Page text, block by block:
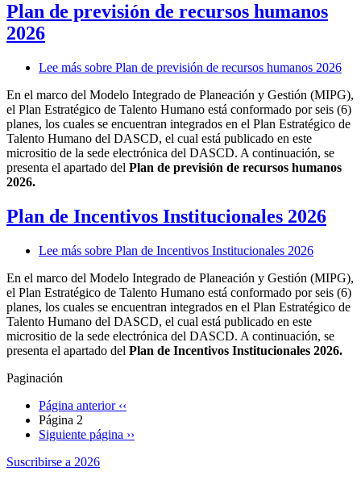
Plan de previsión de recursos humanos
2026
Lee más sobre Plan de previsión de recursos humanos 2026
En el marco del Modelo Integrado de Planeación y Gestión (MIPG),
el Plan Estratégico de Talento Humano está conformado por seis (6)
planes, los cuales se encuentran integrados en el Plan Estratégico de
Talento Humano del DASCD, el cual está publicado en este
micrositio de la sede electrónica del DASCD. A continuación, se
presenta el apartado del Plan de previsión de recursos humanos
2026.
Plan de Incentivos Institucionales 2026
Lee más sobre Plan de Incentivos Institucionales 2026
En el marco del Modelo Integrado de Planeación y Gestión (MIPG),
el Plan Estratégico de Talento Humano está conformado por seis (6)
planes, los cuales se encuentran integrados en el Plan Estratégico de
Talento Humano del DASCD, el cual está publicado en este
micrositio de la sede electrónica del DASCD. A continuación, se
presenta el apartado del Plan de Incentivos Institucionales 2026.
Paginación
Página anterior ‹‹
Página 2
Siguiente página ››
Suscribirse a 2026